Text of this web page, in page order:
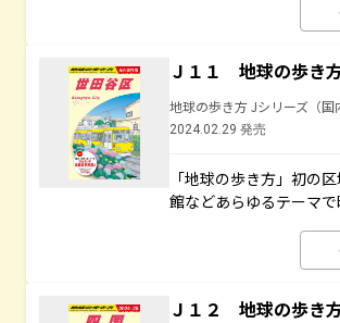
Ｊ１１ 地球の歩き
地球の歩き方 Jシリーズ（国
2024.02.29 発売
「地球の歩き方」初の
館などあらゆるテーマで
Ｊ１２ 地球の歩き